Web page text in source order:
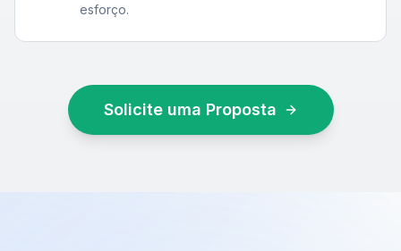
esforço.
Solicite uma Proposta